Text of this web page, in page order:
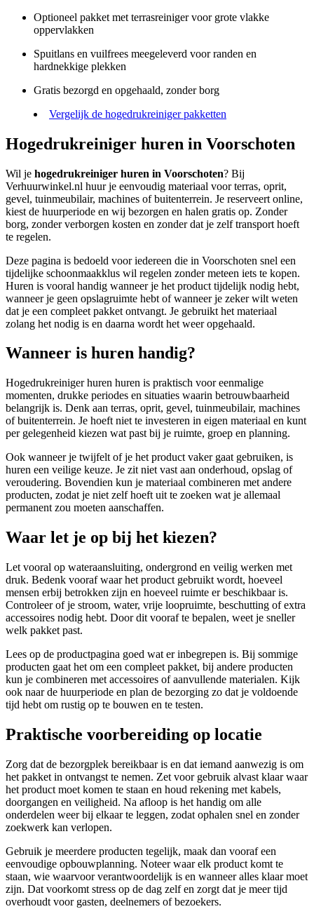
Optioneel pakket met terrasreiniger voor grote vlakke
oppervlakken
Spuitlans en vuilfrees meegeleverd voor randen en
hardnekkige plekken
Gratis bezorgd en opgehaald, zonder borg
Vergelijk de hogedrukreiniger pakketten
Hogedrukreiniger huren in Voorschoten
Wil je hogedrukreiniger huren in Voorschoten? Bij
Verhuurwinkel.nl huur je eenvoudig materiaal voor terras, oprit,
gevel, tuinmeubilair, machines of buitenterrein. Je reserveert online,
kiest de huurperiode en wij bezorgen en halen gratis op. Zonder
borg, zonder verborgen kosten en zonder dat je zelf transport hoeft
te regelen.
Deze pagina is bedoeld voor iedereen die in Voorschoten snel een
tijdelijke schoonmaakklus wil regelen zonder meteen iets te kopen.
Huren is vooral handig wanneer je het product tijdelijk nodig hebt,
wanneer je geen opslagruimte hebt of wanneer je zeker wilt weten
dat je een compleet pakket ontvangt. Je gebruikt het materiaal
zolang het nodig is en daarna wordt het weer opgehaald.
Wanneer is huren handig?
Hogedrukreiniger huren huren is praktisch voor eenmalige
momenten, drukke periodes en situaties waarin betrouwbaarheid
belangrijk is. Denk aan terras, oprit, gevel, tuinmeubilair, machines
of buitenterrein. Je hoeft niet te investeren in eigen materiaal en kunt
per gelegenheid kiezen wat past bij je ruimte, groep en planning.
Ook wanneer je twijfelt of je het product vaker gaat gebruiken, is
huren een veilige keuze. Je zit niet vast aan onderhoud, opslag of
veroudering. Bovendien kun je materiaal combineren met andere
producten, zodat je niet zelf hoeft uit te zoeken wat je allemaal
permanent zou moeten aanschaffen.
Waar let je op bij het kiezen?
Let vooral op wateraansluiting, ondergrond en veilig werken met
druk. Bedenk vooraf waar het product gebruikt wordt, hoeveel
mensen erbij betrokken zijn en hoeveel ruimte er beschikbaar is.
Controleer of je stroom, water, vrije loopruimte, beschutting of extra
accessoires nodig hebt. Door dit vooraf te bepalen, weet je sneller
welk pakket past.
Lees op de productpagina goed wat er inbegrepen is. Bij sommige
producten gaat het om een compleet pakket, bij andere producten
kun je combineren met accessoires of aanvullende materialen. Kijk
ook naar de huurperiode en plan de bezorging zo dat je voldoende
tijd hebt om rustig op te bouwen en te testen.
Praktische voorbereiding op locatie
Zorg dat de bezorgplek bereikbaar is en dat iemand aanwezig is om
het pakket in ontvangst te nemen. Zet voor gebruik alvast klaar waar
het product moet komen te staan en houd rekening met kabels,
doorgangen en veiligheid. Na afloop is het handig om alle
onderdelen weer bij elkaar te leggen, zodat ophalen snel en zonder
zoekwerk kan verlopen.
Gebruik je meerdere producten tegelijk, maak dan vooraf een
eenvoudige opbouwplanning. Noteer waar elk product komt te
staan, wie waarvoor verantwoordelijk is en wanneer alles klaar moet
zijn. Dat voorkomt stress op de dag zelf en zorgt dat je meer tijd
overhoudt voor gasten, deelnemers of bezoekers.